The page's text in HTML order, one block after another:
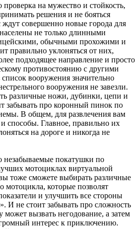
проверка на мужество и стойкость,
решения и не бояться
ждут совершенно новые города для
не только длинными
обычными прохожими и
правильно уклоняться от них,
подходящее направление и просто
противостоянию с другими
вооружения значительно
вооружения не завезли.
различные ножи, дубинки, цепи и
забывать про коронный пинок по
В общем, для развлечения вам
способы. Главное, правильно их
на дороге и никогда не
незабываемые покатушки по
мотоциклах виртуальной
тоже сможете выбирать различные
мотоцикла, которые позволят
и улучшить все стороны
И не стоит забывать про сложность
может вызвать негодование, а затем
интерес к приключению.